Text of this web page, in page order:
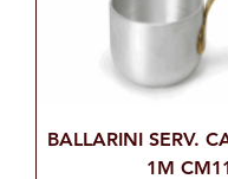
BALLARINI SERV.
1M